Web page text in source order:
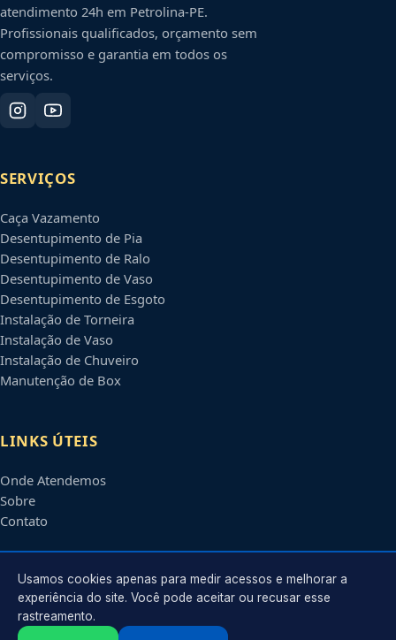
atendimento 24h em Petrolina-PE.
Profissionais qualificados, orçamento sem
compromisso e garantia em todos os
serviços.
SERVIÇOS
Caça Vazamento
Desentupimento de Pia
Desentupimento de Ralo
Desentupimento de Vaso
Desentupimento de Esgoto
Instalação de Torneira
Instalação de Vaso
Instalação de Chuveiro
Manutenção de Box
LINKS ÚTEIS
Onde Atendemos
Sobre
Contato
CONTATO
Atendimento em
Usamos cookies apenas para medir acessos e melhorar a
experiência do site. Você pode aceitar ou recusar esse
rastreamento.